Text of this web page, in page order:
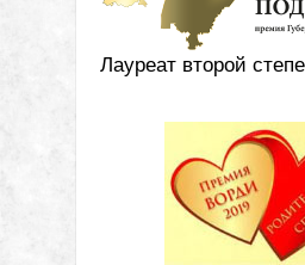
Лауреат второй